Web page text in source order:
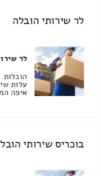
לר שירותי הובלה
לר
הובלות
עלות
איפה
בוכריס שירותי